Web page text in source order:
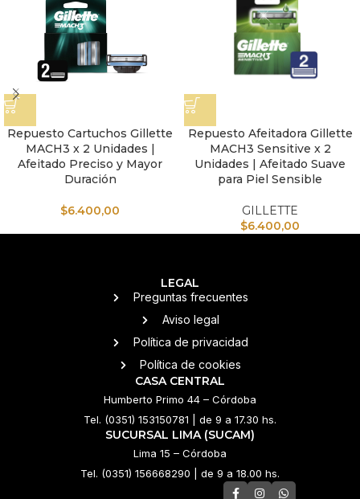
Repuesto Cartuchos Gillette
MACH3 x 2 Unidades |
Afeitado Preciso y Mayor
Duración
$6.400,00
Repuesto Afeitadora Gillette
MACH3 Sensitive x 2
Unidades | Afeitado Suave
para Piel Sensible
GILLETTE
$6.400,00
LEGAL
Preguntas frecuentes
Aviso legal
Política de privacidad
Política de cookies
CASA CENTRAL
Humberto Primo 44 – Córdoba
Tel. (0351) 153150781 | de 9 a 17.30 hs.
SUCURSAL LIMA (SUCAM)
Lima 15 – Córdoba
Tel. (0351) 156668290 | de 9 a 18.00 hs.